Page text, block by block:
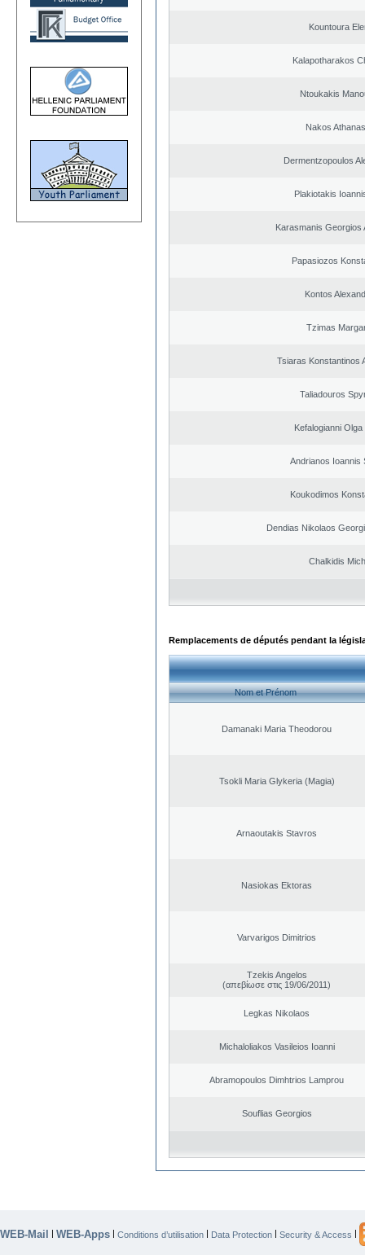
Kountoura
Kalapotharakos
Ntoukakis
Nakos
Dermentzopoulos
Plakiotakis
Karasmanis Georgios
Papasiozos
Kontos
Tzimas
Tsiaras Konstantinos
Taliadouros
Kefalogianni Olga
Andrianos Ioannis
Koukodimos
Dendias Nikolaos
Chalkidis
Remplacements de députés pendant la
Nom et Prénom
Damanaki Maria Theodorou
Tsokli Maria Glykeria (Magia)
Arnaoutakis Stavros
Nasiokas Ektoras
Varvarigos Dimitrios
Tzekis Angelos
(απεβίωσε στις 19/06/2011)
Legkas Nikolaos
Michaloliakos Vasileios Ioanni
Abramopoulos Dimhtrios Lamprou
Souflias Georgios
WEB-Mail WEB-Apps Conditions d’utilisation Data Protection Security & Access